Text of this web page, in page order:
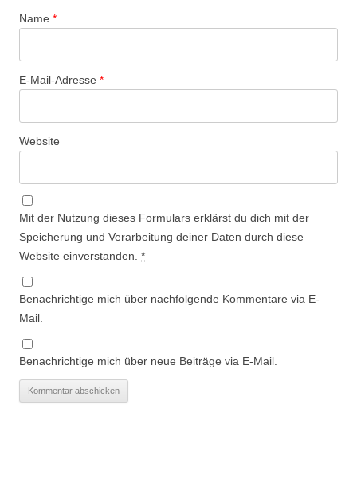
Name *
E-Mail-Adresse *
Website
Mit der Nutzung dieses Formulars erklärst du dich mit der
Speicherung und Verarbeitung deiner Daten durch diese
Website einverstanden. *
Benachrichtige mich über nachfolgende Kommentare via E-
Mail.
Benachrichtige mich über neue Beiträge via E-Mail.